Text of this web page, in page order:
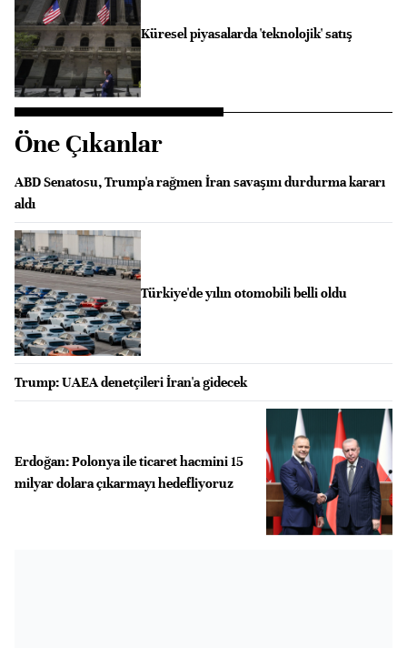
Küresel piyasalarda 'teknolojik' satış
Öne Çıkanlar
ABD Senatosu, Trump'a rağmen İran savaşını durdurma kararı
aldı
Türkiye'de yılın otomobili belli oldu
Trump: UAEA denetçileri İran'a gidecek
Erdoğan: Polonya ile ticaret hacmini 15
milyar dolara çıkarmayı hedefliyoruz